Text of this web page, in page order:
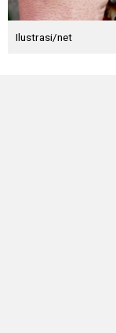
Ilustrasi/net